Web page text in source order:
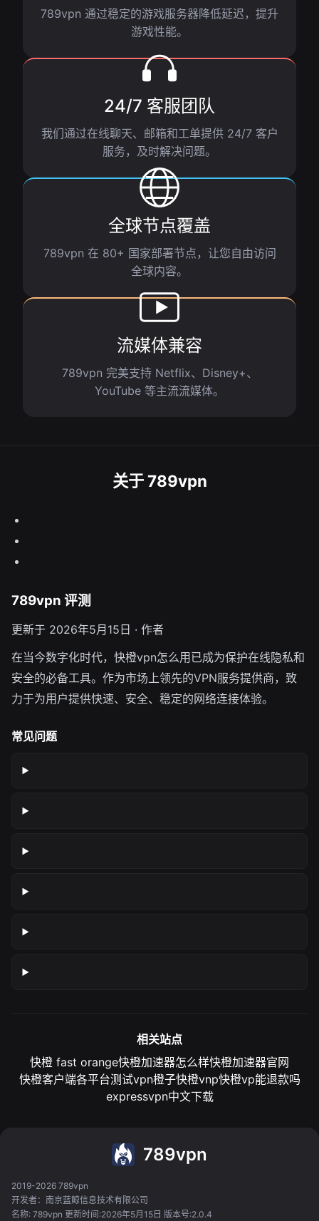
789vpn 通过稳定的游戏服务器降低延迟，提升
游戏性能。
24/7 客服团队
我们通过在线聊天、邮箱和工单提供 24/7 客户
服务，及时解决问题。
全球节点覆盖
789vpn 在 80+ 国家部署节点，让您自由访问
全球内容。
流媒体兼容
789vpn 完美支持 Netflix、Disney+、
YouTube 等主流流媒体。
关于 789vpn
789vpn 评测
更新于 2026年5月15日 · 作者
在当今数字化时代，快橙vpn怎么用已成为保护在线隐私和
安全的必备工具。作为市场上领先的VPN服务提供商，致
力于为用户提供快速、安全、稳定的网络连接体验。
常见问题
相关站点
快橙 fast orange快橙加速器怎么样快橙加速器官网
快橙客户端各平台测试vpn橙子快橙vnp快橙vp能退款吗
expressvpn中文下载
789vpn
2019-2026 789vpn
开发者：南京蓝鲸信息技术有限公司
名称: 789vpn 更新时间:2026年5月15日 版本号:2.0.4